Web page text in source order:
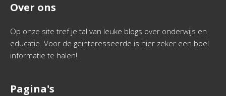
Over ons
Op onze site tref je tal van leuke blogs over onderwijs en
educatie. Voor de geïnteresseerde is hier zeker een boel
informatie te halen!
Pagina's